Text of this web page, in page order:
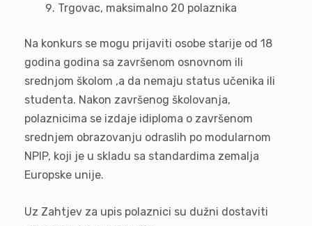
Trgovac, maksimalno 20 polaznika
Na konkurs se mogu prijaviti osobe starije od 18
godina godina sa završenom osnovnom ili
srednjom školom ,a da nemaju status učenika ili
studenta. Nakon završenog školovanja,
polaznicima se izdaje idiploma o završenom
srednjem obrazovanju odraslih po modularnom
NPIP, koji je u skladu sa standardima zemalja
Europske unije.
Uz Zahtjev za upis polaznici su dužni dostaviti